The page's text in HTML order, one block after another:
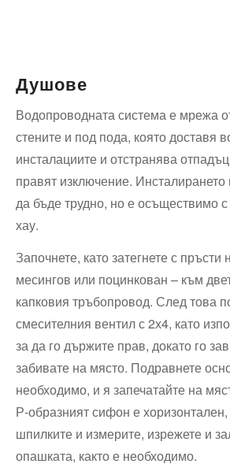
Душове
Водопроводната система е мрежа
стените и под пода, която доставя
инсталациите и отстранява
правят изключение.
да бъде трудно, но е осъществимо
хау.
Започнете, като затегнете с пръсти
месингов или поцинкован – към
капковия тръбопровод. След това
смесителния вентил с 2х4, като
за да го държите прав, докато го
забивате на място. Подравнете
необходимо, и я запечатайте на
Р-образният сифон е хоризонтален,
шпилките и измерите, изрежете и
опашката, както е необходимо.